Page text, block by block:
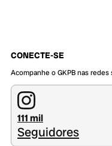
CONECTE-SE
Acompanhe o GKPB nas
111 mil
Seguidores